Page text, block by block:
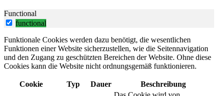
Functional
functional
Funktionale Cookies werden dazu benötigt, die wesentlichen
Funktionen einer Website sicherzustellen, wie die Seitennavigation
und den Zugang zu geschützten Bereichen der Website. Ohne diese
Cookies kann die Website nicht ordnungsgemäß funktionieren.
Cookie Typ Dauer
Beschreibung